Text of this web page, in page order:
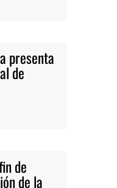
presenta
de
de
de la